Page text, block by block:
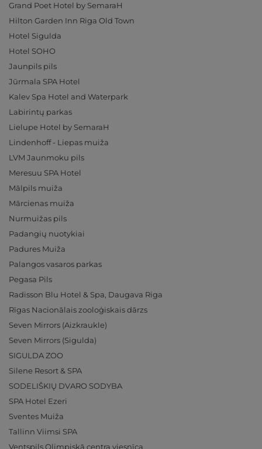
Grand Poet Hotel by SemaraH
Hilton Garden Inn Riga Old Town
Hotel Sigulda
Hotel SOHO
Jaunpils pils
Jūrmala SPA Hotel
Kalev Spa Hotel and Waterpark
Labirintų parkas
Lielupe Hotel by SemaraH
Lindenhoff - Liepas muiža
LVM Jaunmoku pils
Meresuu SPA Hotel
Mālpils muiža
Mārcienas muiža
Nurmuižas pils
Padangių nuotykiai
Padures Muiža
Palangos vasaros parkas
Pegasa Pils
Radisson Blu Hotel & Spa, Daugava Riga
Rīgas Nacionālais zooloģiskais dārzs
Seven Mirrors (Aizkraukle)
Seven Mirrors (Sigulda)
SIGULDA ZOO
Silene Resort & SPA
SODELIŠKIŲ DVARO SODYBA
SPA Hotel Ezeri
Sventes Muiža
Tallinn Viimsi SPA
Ventspils Olimpiskā centra viesnīca